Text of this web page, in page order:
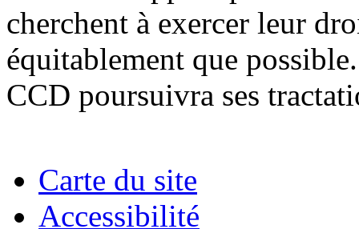
cherchent à exercer leur
équitablement que
CCD poursuivra ses
Carte du site
Accessibilité